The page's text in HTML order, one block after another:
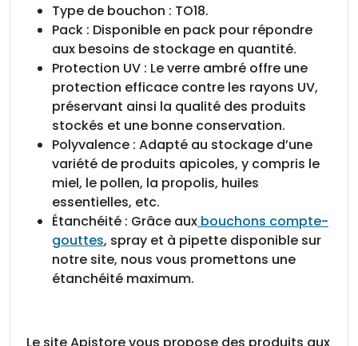
Type de bouchon : TO18.
Pack : Disponible en pack pour répondre
aux besoins de stockage en quantité.
Protection UV : Le verre ambré offre une
protection efficace contre les rayons UV,
préservant ainsi la qualité des produits
stockés et une bonne conservation.
Polyvalence : Adapté au stockage d’une
variété de produits apicoles, y compris le
miel, le pollen, la propolis, huiles
essentielles, etc.
Étanchéité : Grâce aux bouchons compte-
gouttes, spray et à pipette disponible sur
notre site, nous vous promettons une
étanchéité maximum.